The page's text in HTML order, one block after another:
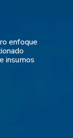
enfoque
insumos